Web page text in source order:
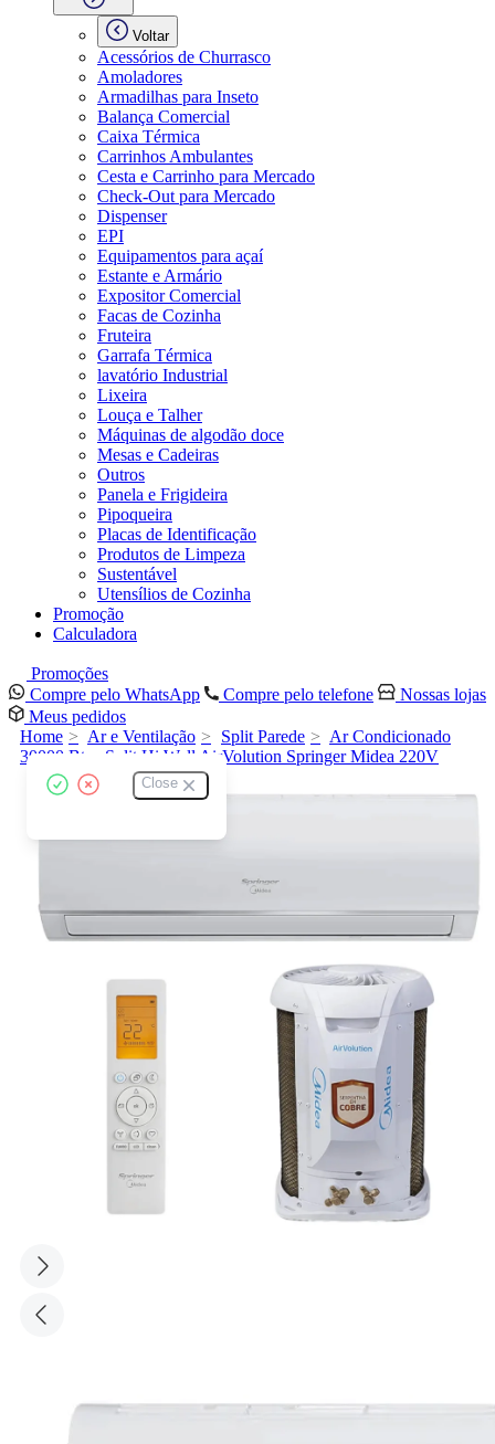
Voltar
Acessórios de Churrasco
Amoladores
Armadilhas para Inseto
Balança Comercial
Caixa Térmica
Carrinhos Ambulantes
Cesta e Carrinho para Mercado
Check-Out para Mercado
Dispenser
EPI
Equipamentos para açaí
Estante e Armário
Expositor Comercial
Facas de Cozinha
Fruteira
Garrafa Térmica
lavatório Industrial
Lixeira
Louça e Talher
Máquinas de algodão doce
Mesas e Cadeiras
Outros
Panela e Frigideira
Pipoqueira
Placas de Identificação
Produtos de Limpeza
Sustentável
Utensílios de Cozinha
Promoção
Calculadora
Promoções
Compre pelo WhatsApp
Compre pelo telefone
Nossas lojas
Meus pedidos
Close
Home Ar e Ventilação Split Parede
Ar Condicionado
30000 Btus Split Hi Wall AirVolution Springer Midea 220V